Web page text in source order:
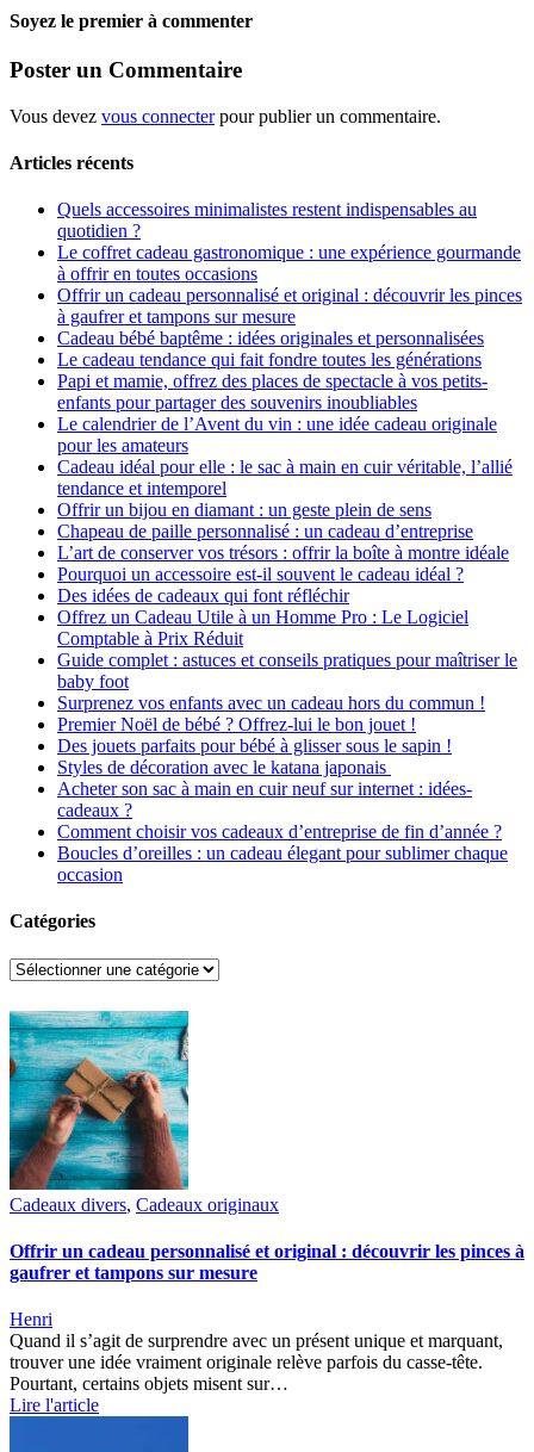
Soyez le premier à commenter
Poster un Commentaire
Vous devez vous connecterpour publier un commentaire.
Articles récents
Quels accessoires minimalistes restent indispensables au
quotidien ?
Le coffret cadeau gastronomique : une expérience gourmande
à offrir en toutes occasions
Offrir un cadeau personnalisé et original : découvrir les pinces
à gaufrer et tampons sur mesure
Cadeau bébé baptême : idées originales et personnalisées
Le cadeau tendance qui fait fondre toutes les générations
Papi et mamie, offrez des places de spectacle à vos petits-
enfants pour partager des souvenirs inoubliables
Le calendrier de l’Avent du vin : une idée cadeau originale
pour les amateurs
Cadeau idéal pour elle : le sac à main en cuir véritable, l’allié
tendance et intemporel
Offrir un bijou en diamant : un geste plein de sens
Chapeau de paille personnalisé : un cadeau d’entreprise
L’art de conserver vos trésors : offrir la boîte à montre idéale
Pourquoi un accessoire est-il souvent le cadeau idéal ?
Des idées de cadeaux qui font réfléchir
Offrez un Cadeau Utile à un Homme Pro : Le Logiciel
Comptable à Prix Réduit
Guide complet : astuces et conseils pratiques pour maîtriser le
baby foot
Surprenez vos enfants avec un cadeau hors du commun !
Premier Noël de bébé ? Offrez-lui le bon jouet !
Des jouets parfaits pour bébé à glisser sous le sapin !
Styles de décoration avec le katana japonais
Acheter son sac à main en cuir neuf sur internet : idées-
cadeaux ?
Comment choisir vos cadeaux d’entreprise de fin d’année ?
Boucles d’oreilles : un cadeau élegant pour sublimer chaque
occasion
Catégories
Catégories
Cadeaux divers, Cadeaux originaux
Offrir un cadeau personnalisé et original : découvrir les pinces à
gaufrer et tampons sur mesure
Henri
Quand il s’agit de surprendre avec un présent unique et marquant,
trouver une idée vraiment originale relève parfois du casse-tête.
Pourtant, certains objets misent sur…
Lire l'article